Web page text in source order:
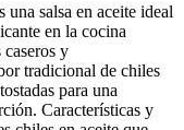
salsa en aceite ideal
en la cocina
y
tradicional de chiles
para una
Características y